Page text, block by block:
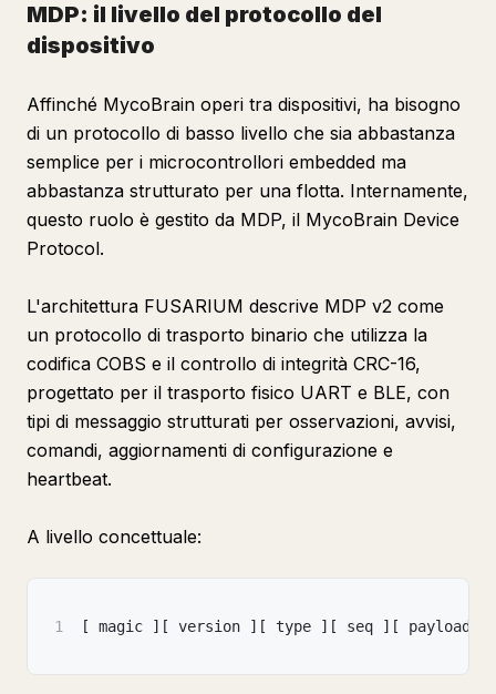
MDP: il livello del protocollo del
dispositivo
Affinché MycoBrain operi tra dispositivi, ha bisogno
di un protocollo di basso livello che sia abbastanza
semplice per i microcontrollori embedded ma
abbastanza strutturato per una flotta. Internamente,
questo ruolo è gestito da MDP, il MycoBrain Device
Protocol.
L'architettura FUSARIUM descrive MDP v2 come
un protocollo di trasporto binario che utilizza la
codifica COBS e il controllo di integrità CRC-16,
progettato per il trasporto fisico UART e BLE, con
tipi di messaggio strutturati per osservazioni, avvisi,
comandi, aggiornamenti di configurazione e
heartbeat.
A livello concettuale:
1 [ magic ] [ version ] [ type ] [ seq ] [